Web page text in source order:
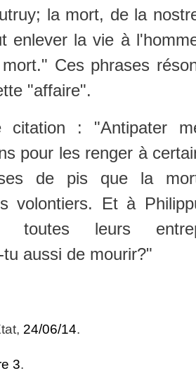
la mort, de la
enlever la vie à
Ces phrases
"affaire".
citation : "Antipater
pour les renger à
de pis que la
volontiers. Et à
toutes leurs
aussi de mourir?"
24/06/14.
3.